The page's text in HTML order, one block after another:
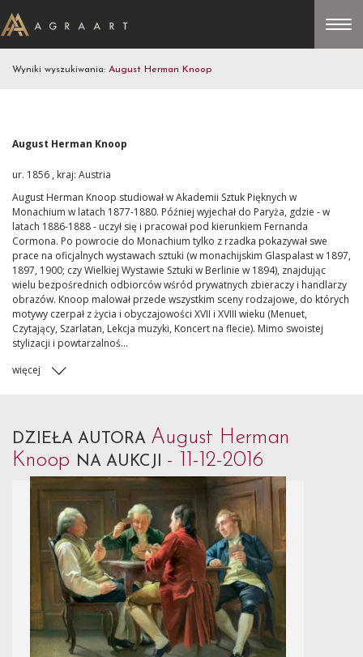
Wyniki wyszukiwania: August Herman Knoop
August Herman Knoop
ur. 1856 , kraj: Austria
August Herman Knoop studiował w Akademii Sztuk Pięknych w
Monachium w latach 1877-1880. Później wyjechał do Paryża, gdzie - w
latach 1886-1888 - uczył się i pracował pod kierunkiem Fernanda
Cormona. Po powrocie do Monachium tylko z rzadka pokazywał swe
prace na oficjalnych wystawach sztuki (w monachijskim Glaspalast w 1897,
1897, 1900; czy Wielkiej Wystawie Sztuki w Berlinie w 1894), znajdując
wielu bezpośrednich odbiorców wśród prywatnych zbieraczy i handlarzy
obrazów. Knoop malował przede wszystkim sceny rodzajowe, do których
motywy czerpał z życia i obyczajowości XVII i XVIII wieku (Menuet,
Czytający, Szarlatan, Lekcja muzyki, Koncert na flecie). Mimo swoistej
stylizacji i powtarzalnoś...
więcej
DZIEŁA AUTORA August Herman
Knoop NA AUKCJI - 11-12-2016